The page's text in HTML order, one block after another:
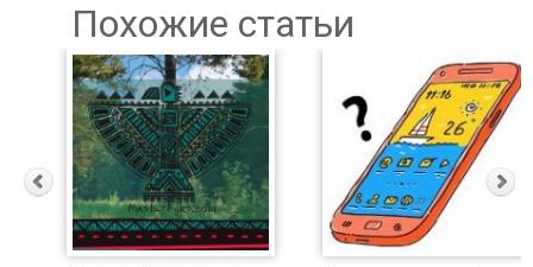
Похожие статьи